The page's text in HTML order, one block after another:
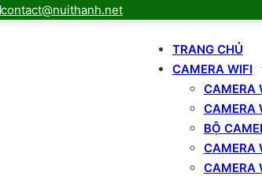
contact@nuithanh.net
TRANG CHỦ
CAMERA WIFI
CAMERA
CAMERA
BỘ
CAMERA
CAMERA